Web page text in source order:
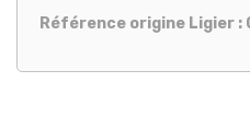
Référence origine Ligier :